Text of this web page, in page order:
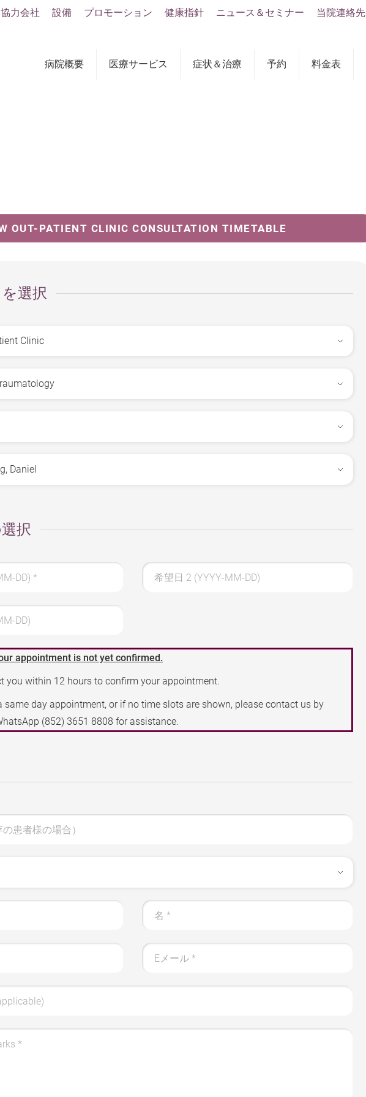
病院概要 医療サービス 症状＆治療 予約 料金表
力会社 設備 プロモーション 健康指針 ニュース＆セミナー 当院連絡先
OUT-PATIENT CLINIC CONSULTATION TIMETABLE
を選択
択
DD) * 希望日 2 (YYYY-MM-DD)
DD)
appointment is not yet confirmed.
you within 12 hours to confirm your appointment.
same day appointment, or if no time slots are shown, please contact us by
(852) 3651 8808 for assistance.
患者様の場合）
名 *
Eメール *
*